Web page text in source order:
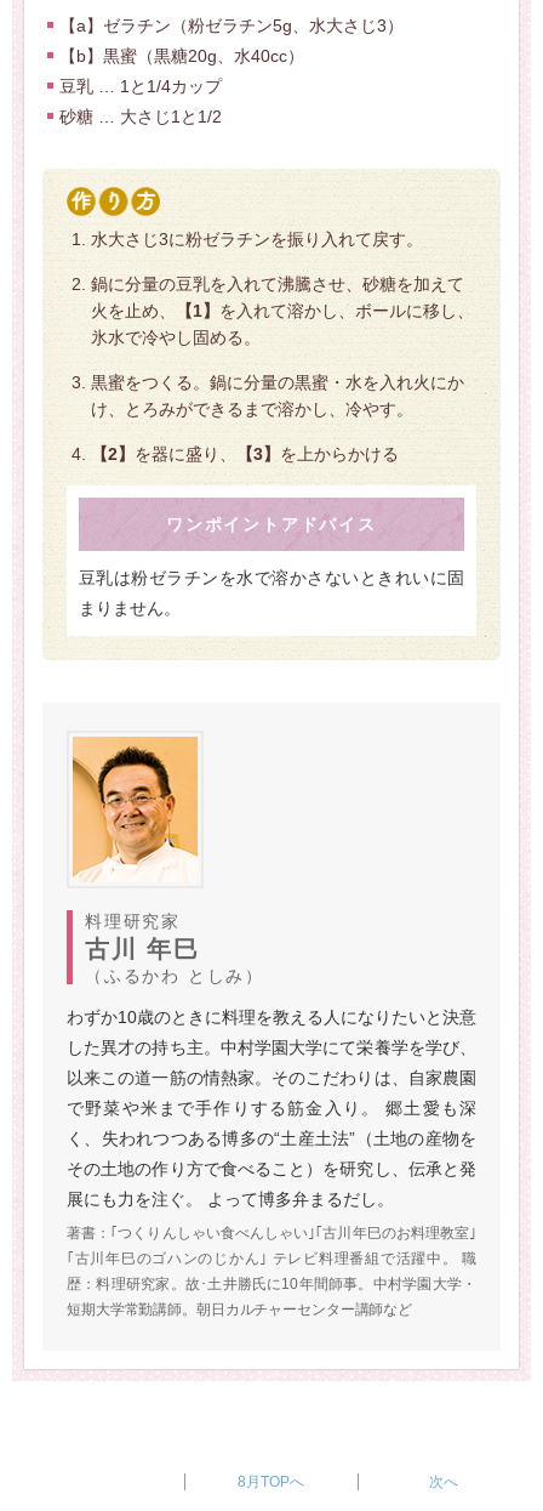
【a】ゼラチン（粉ゼラチン5g、水大さじ3）
【b】黒蜜（黒糖20g、水40cc）
豆乳 … 1と1/4カップ
砂糖 … 大さじ1と1/2
水大さじ3に粉ゼラチンを振り入れて戻す。
鍋に分量の豆乳を入れて沸騰させ、砂糖を加えて
火を止め、
【1】 を入れて溶かし、ボールに移し、
氷水で冷やし固める。
黒蜜をつくる。鍋に分量の黒蜜・水を入れ火にか
け、とろみができるまで溶かし、冷やす。
【2】 を器に盛り、 【3】 を上からかける
ワンポイントアドバイス
豆乳は粉ゼラチンを水で溶かさないときれいに固
まりません。
料理研究家
古川 年巳
（ふるかわ としみ）
わずか10歳のときに料理を教える人になりたいと決意
した異才の持ち主。中村学園大学にて栄養学を学び、
以来この道一筋の情熱家。そのこだわりは、自家農園
で野菜や米まで手作りする筋金入り。 郷土愛も深
く、失われつつある博多の“土産土法”（土地の産物を
その土地の作り方で食べること）を研究し、伝承と発
展にも力を注ぐ。 よって博多弁まるだし。
著書：｢つくりんしゃい食べんしゃい｣｢古川年巳のお料理教室｣
｢古川年巳のゴハンのじかん｣ テレビ料理番組で活躍中。 職
歴：料理研究家。故･土井勝氏に10年間師事。中村学園大学・
短期大学常勤講師。朝日カルチャーセンター講師など
8月TOPへ